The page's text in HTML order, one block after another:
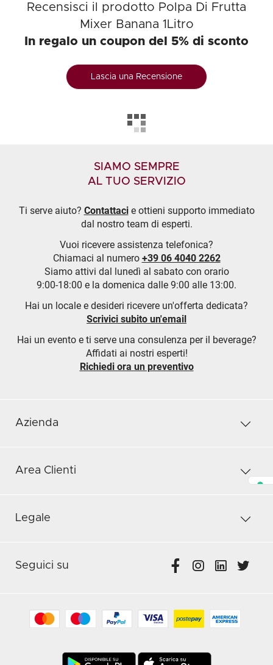
Recensisci il prodotto Polpa Di Frutta
Mixer Banana 1Litro
In regalo un coupon del 5% di sconto
Lascia una Recensione
SIAMO SEMPRE
AL TUO SERVIZIO
Ti serve aiuto? Contattacie ottieni supporto immediato
dal nostro team di esperti.
Vuoi ricevere assistenza telefonica?
Chiamaci al numero +39 06 4040 2262
Siamo attivi dal lunedì al sabato con orario
9:00-18:00 e la domenica dalle 9:00 alle 13:00.
Hai un locale e desideri ricevere un'offerta dedicata?
Scrivici subito un'email
Hai un evento e ti serve una consulenza per il beverage?
Affidati ai nostri esperti!
Richiedi ora un preventivo
Azienda
Area Clienti
Legale
Seguici su